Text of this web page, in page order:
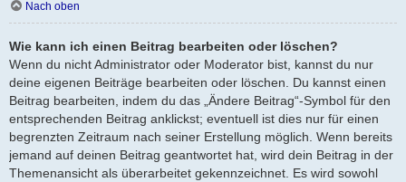
Nach oben
Wie kann ich einen Beitrag bearbeiten oder löschen?
Wenn du nicht Administrator oder Moderator bist, kannst du nur
deine eigenen Beiträge bearbeiten oder löschen. Du kannst einen
Beitrag bearbeiten, indem du das „Ändere Beitrag“-Symbol für den
entsprechenden Beitrag anklickst; eventuell ist dies nur für einen
begrenzten Zeitraum nach seiner Erstellung möglich. Wenn bereits
jemand auf deinen Beitrag geantwortet hat, wird dein Beitrag in der
Themenansicht als überarbeitet gekennzeichnet. Es wird sowohl